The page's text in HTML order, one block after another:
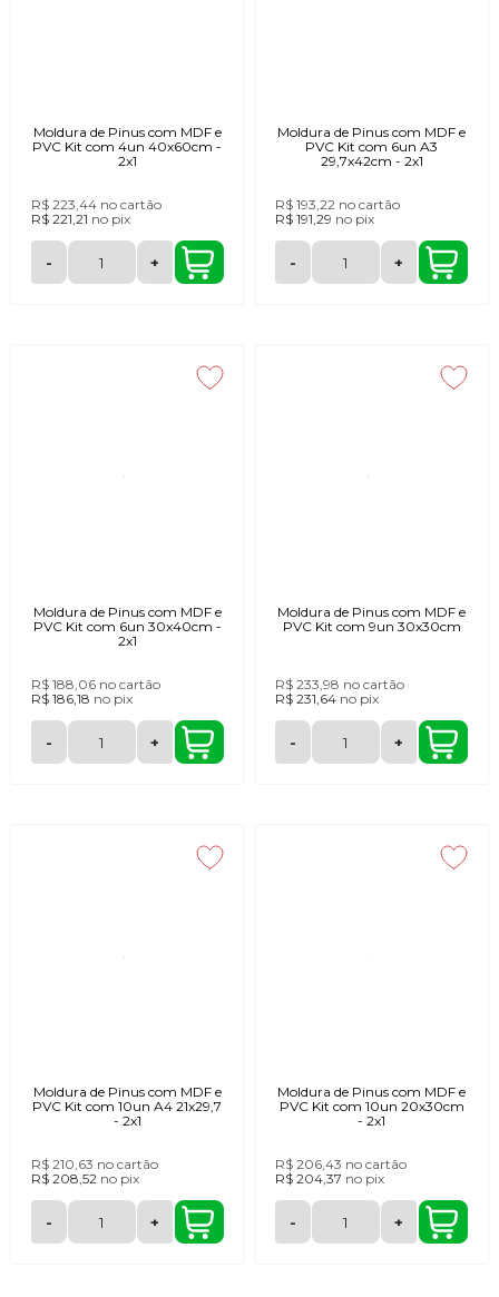
Moldura de Pinus com MDF e
PVC Kit com 4un 40x60cm -
2x1
R$ 223,44 no cartão
R$ 221,21 no pix
- +
Moldura de Pinus com MDF e
PVC Kit com 6un A3
29,7x42cm - 2x1
R$ 193,22 no cartão
R$ 191,29 no pix
- +
Moldura de Pinus com MDF e
PVC Kit com 6un 30x40cm -
2x1
R$ 188,06 no cartão
R$ 186,18 no pix
- +
Moldura de Pinus com MDF e
PVC Kit com 9un 30x30cm
R$ 233,98 no cartão
R$ 231,64 no pix
- +
Moldura de Pinus com MDF e
PVC Kit com 10un A4 21x29,7
- 2x1
R$ 210,63 no cartão
R$ 208,52 no pix
- +
Moldura de Pinus com MDF e
PVC Kit com 10un 20x30cm
- 2x1
R$ 206,43 no cartão
R$ 204,37 no pix
- +